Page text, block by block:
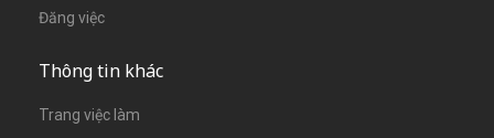
Đăng việc
Thông tin khác
Trang việc làm